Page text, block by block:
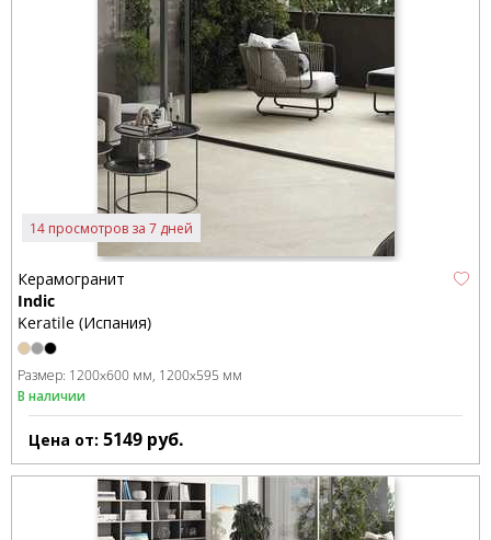
14 просмотров за 7 дней
Керамогранит
Indic
Keratile (Испания)
Размер: 1200x600 мм 1200x595 мм
В наличии
Цена от: 5149 руб.